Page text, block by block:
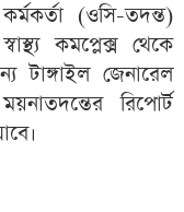
(ওসি-তদন্ত)
কমপ্লেক্স থেকে
টাঙ্গাইল জেনারেল
রিপোর্ট